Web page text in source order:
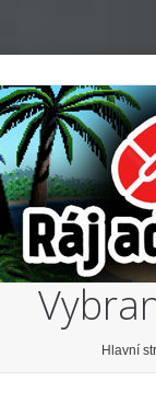
You are here:Hlavní